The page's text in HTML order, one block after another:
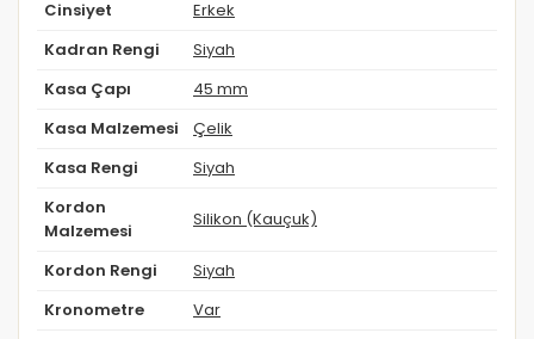
Cinsiyet Erkek
Kadran Rengi Siyah
Kasa Çapı 45 mm
Kasa Malzemesi Çelik
Kasa Rengi Siyah
Kordon
Malzemesi
Silikon (Kauçuk)
Kordon Rengi Siyah
Kronometre Var